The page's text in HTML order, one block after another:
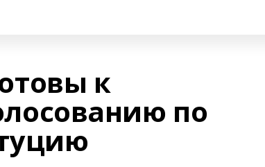
к
по